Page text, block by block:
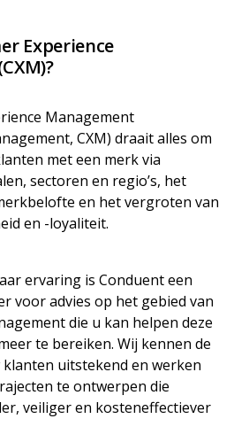
Experience
Management
CXM) draait alles om
met een merk via
sectoren en regio’s, het
en het vergroten van
en -loyaliteit.
ervaring is Conduent een
voor advies op het gebied van
die u kan helpen deze
te bereiken. Wij kennen de
uitstekend en werken
te ontwerpen die
veiliger en kosteneffectiever